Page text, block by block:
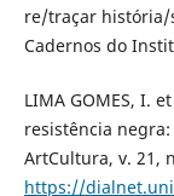
re/traçar história/
Cadernos do
LIMA GOMES, I.
resistência negra:
ArtCultura, v. 21,
https://